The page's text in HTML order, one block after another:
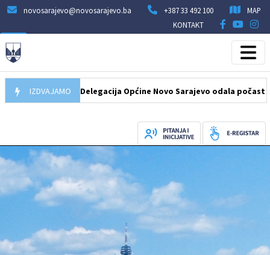
novosarajevo@novosarajevo.ba +387 33 492 100
MAP
KONTAKT
IZDVAJAMO
07.08.2026 Delegacija Općine Novo Sarajevo odala počast